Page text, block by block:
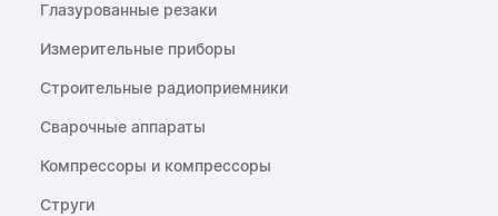
Глазурованные резаки
Измерительные приборы
Строительные радиоприемники
Сварочные аппараты
Компрессоры и компрессоры
Струги